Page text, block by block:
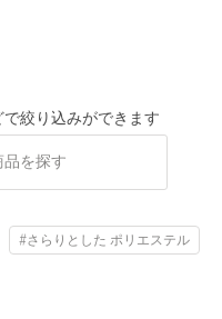
絞り込みができます
を探す
#さらりとした ポリエステル